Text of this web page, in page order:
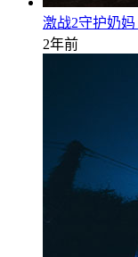
激战2守护奶妈
2年前